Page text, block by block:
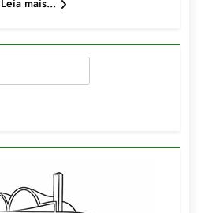
Leia mais...